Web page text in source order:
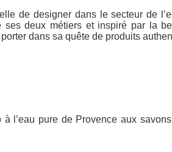
de designer dans le secteur de
deux métiers et inspiré par la
dans sa quête de produits
l’eau pure de Provence aux